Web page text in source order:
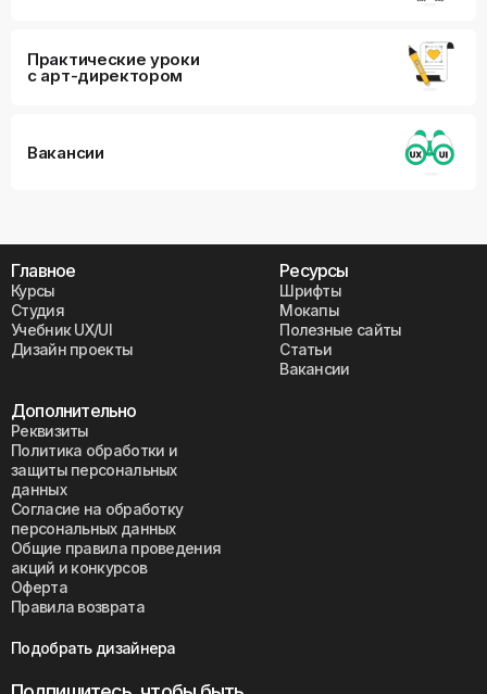
Практические уроки
с арт-директором
Вакансии
Главное
Курсы
Студия
Учебник UX/UI
Дизайн проекты
Ресурсы
Шрифты
Мокапы
Полезные сайты
Статьи
Вакансии
Дополнительно
Реквизиты
Политика обработки и
защиты персональных
данных
Согласие на обработку
персональных данных
Общие правила проведения
акций и конкурсов
Оферта
Правила возврата
Подобрать дизайнера